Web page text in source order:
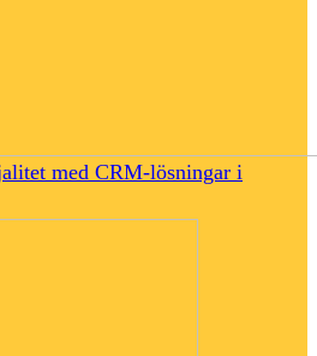
med CRM-lösningar i